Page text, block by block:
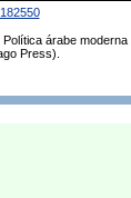
árabe
Press).